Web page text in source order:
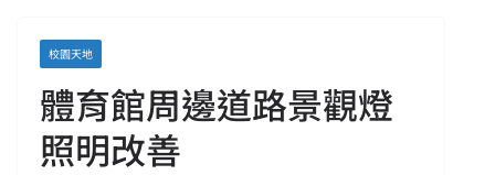
校園天地
體育館周邊道路景觀燈
照明改善